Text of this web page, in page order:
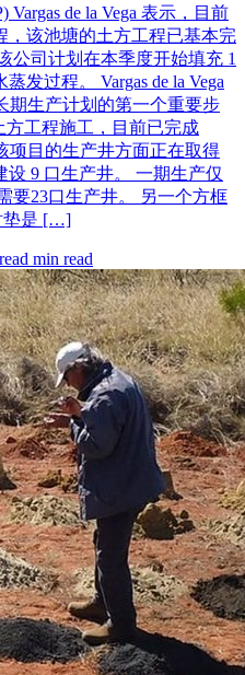
Vargas de la Vega 表示，目前
，该池塘的土方工程已基本完
公司计划在本季度开始填充 1
发过程。 Vargas de la Vega
期生产计划的第一个重要步
方工程施工，目前已完成
项目的生产井方面正在取得
9 口生产井。 一期生产仅
要23口生产井。 另一个方框
垫是 […]
min read